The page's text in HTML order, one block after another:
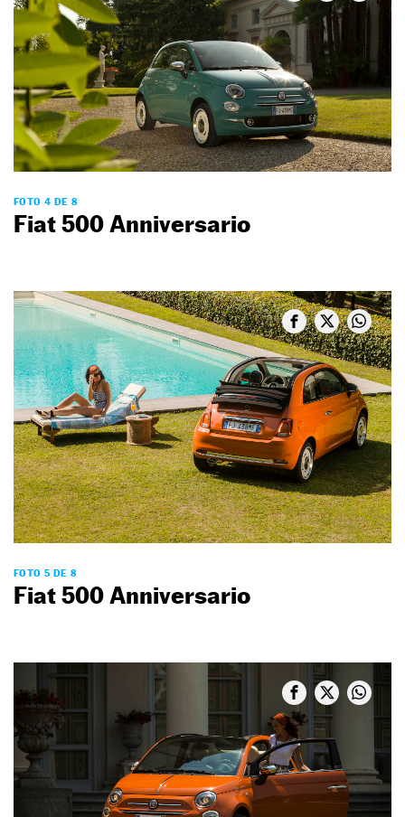
FOTO 4 DE 8
Fiat 500 Anniversario
FOTO 5 DE 8
Fiat 500 Anniversario